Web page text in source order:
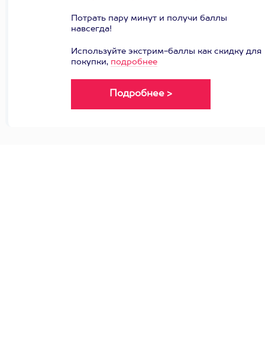
Потрать пару минут и получи баллы
навсегда!
Используйте экстрим-баллы как скидку для
покупки, подробнее